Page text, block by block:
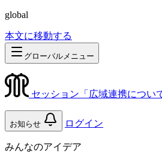
global
本文に移動する
グローバルメニュー
セッション「広域連携につい
お知らせ ログイン
みんなのアイデア